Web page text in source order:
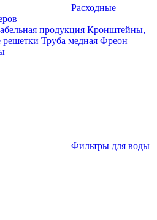
Расходные
продукция Кронштейны,
решетки Труба медная Фреон
Фильтры для воды